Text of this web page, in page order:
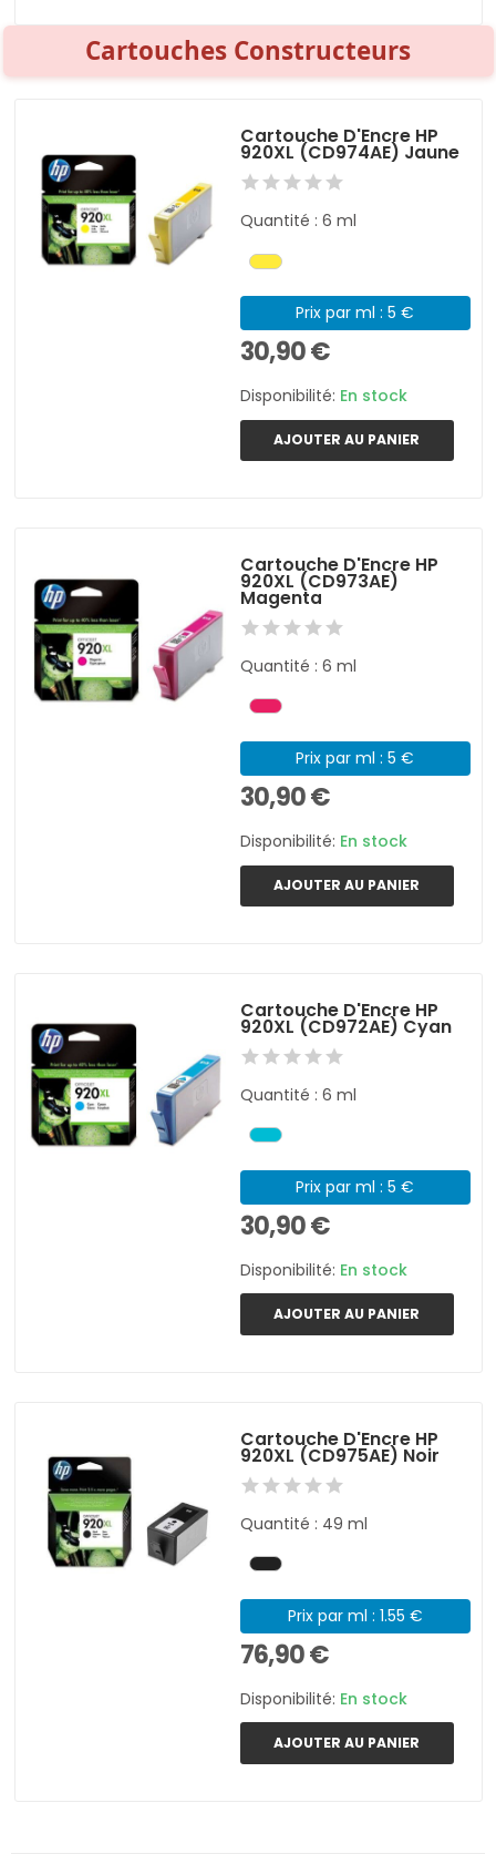
Cartouches Constructeurs
Cartouche D'Encre HP
920XL (CD974AE) Jaune
Quantité : 6 ml
Prix par ml : 5 €
30,90 €
Disponibilité: En stock
AJOUTER AU PANIER
Cartouche D'Encre HP
920XL (CD973AE)
Magenta
Quantité : 6 ml
Prix par ml : 5 €
30,90 €
Disponibilité: En stock
AJOUTER AU PANIER
Cartouche D'Encre HP
920XL (CD972AE) Cyan
Quantité : 6 ml
Prix par ml : 5 €
30,90 €
Disponibilité: En stock
AJOUTER AU PANIER
Cartouche D'Encre HP
920XL (CD975AE) Noir
Quantité : 49 ml
Prix par ml : 1.55 €
76,90 €
Disponibilité: En stock
AJOUTER AU PANIER